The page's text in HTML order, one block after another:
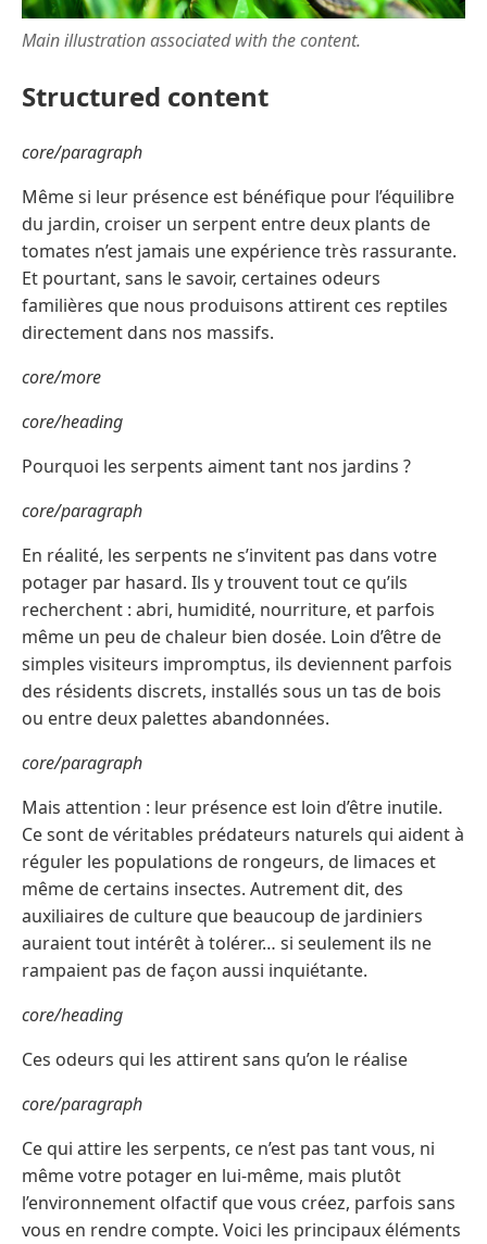
Main illustration associated with the content.
Structured content
core/paragraph
Même si leur présence est bénéfique pour l’équilibre
du jardin, croiser un serpent entre deux plants de
tomates n’est jamais une expérience très rassurante.
Et pourtant, sans le savoir, certaines odeurs
familières que nous produisons attirent ces reptiles
directement dans nos massifs.
core/more
core/heading
Pourquoi les serpents aiment tant nos jardins ?
core/paragraph
En réalité, les serpents ne s’invitent pas dans votre
potager par hasard. Ils y trouvent tout ce qu’ils
recherchent : abri, humidité, nourriture, et parfois
même un peu de chaleur bien dosée. Loin d’être de
simples visiteurs impromptus, ils deviennent parfois
des résidents discrets, installés sous un tas de bois
ou entre deux palettes abandonnées.
core/paragraph
Mais attention : leur présence est loin d’être inutile.
Ce sont de véritables prédateurs naturels qui aident à
réguler les populations de rongeurs, de limaces et
même de certains insectes. Autrement dit, des
auxiliaires de culture que beaucoup de jardiniers
auraient tout intérêt à tolérer… si seulement ils ne
rampaient pas de façon aussi inquiétante.
core/heading
Ces odeurs qui les attirent sans qu’on le réalise
core/paragraph
Ce qui attire les serpents, ce n’est pas tant vous, ni
même votre potager en lui-même, mais plutôt
l’environnement olfactif que vous créez, parfois sans
vous en rendre compte. Voici les principaux éléments